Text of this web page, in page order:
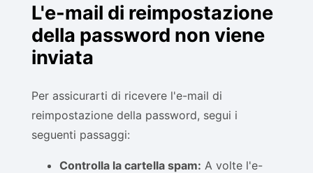
L'e-mail di reimpostazione
della password non viene
inviata
Per assicurarti di ricevere l'e-mail di
reimpostazione della password, segui i
seguenti passaggi:
Controlla la cartella spam: A volte l'e-